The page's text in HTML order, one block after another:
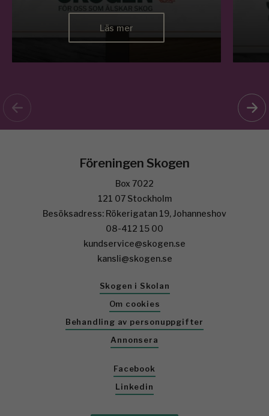
Läs mer
Föreningen Skogen
Box 7022
121 07 Stockholm
Besöksadress: Rökerigatan 19, Johanneshov
08-412 15 00
kundservice@skogen.se
kansli@skogen.se
Skogen i Skolan
Om cookies
Behandling av personuppgifter
Annonsera
Facebook
Linkedin